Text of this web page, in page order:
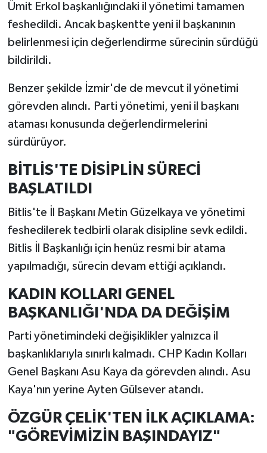
Ümit Erkol başkanlığındaki il yönetimi tamamen
feshedildi. Ancak başkentte yeni il başkanının
belirlenmesi için değerlendirme sürecinin sürdüğü
bildirildi.
Benzer şekilde İzmir'de de mevcut il yönetimi
görevden alındı. Parti yönetimi, yeni il başkanı
ataması konusunda değerlendirmelerini
sürdürüyor.
BİTLİS'TE DİSİPLİN SÜRECİ
BAŞLATILDI
Bitlis'te İl Başkanı Metin Güzelkaya ve yönetimi
feshedilerek tedbirli olarak disipline sevk edildi.
Bitlis İl Başkanlığı için henüz resmi bir atama
yapılmadığı, sürecin devam ettiği açıklandı.
KADIN KOLLARI GENEL
BAŞKANLIĞI'NDA DA DEĞİŞİM
Parti yönetimindeki değişiklikler yalnızca il
başkanlıklarıyla sınırlı kalmadı. CHP Kadın Kolları
Genel Başkanı Asu Kaya da görevden alındı. Asu
Kaya'nın yerine Ayten Gülsever atandı.
ÖZGÜR ÇELİK'TEN İLK AÇIKLAMA:
"GÖREVİMİZİN BAŞINDAYIZ"